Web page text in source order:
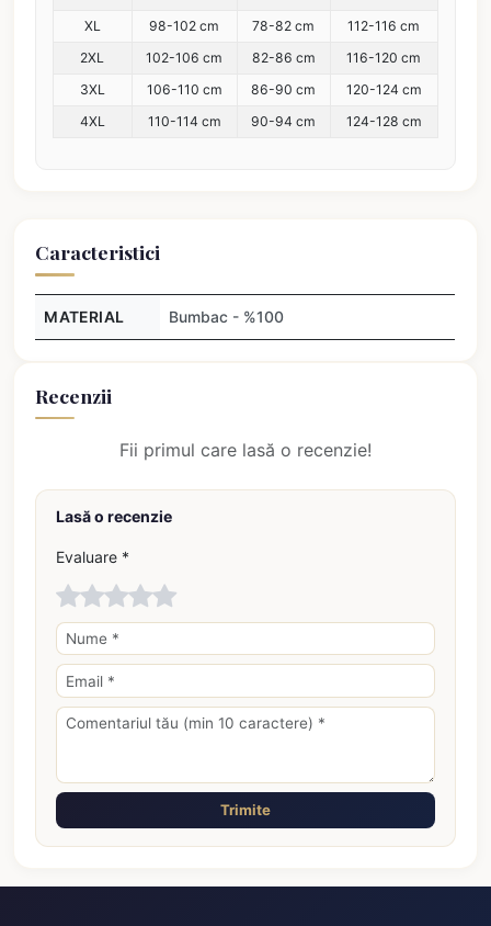
XL
98-102 cm 78-82 cm
112-116 cm
2XL
102-106 cm 82-86 cm
116-120 cm
3XL
106-110 cm 86-90 cm
120-124 cm
4XL
110-114 cm 90-94 cm 124-128 cm
Caracteristici
MATERIAL Bumbac - %100
Recenzii
Fii primul care lasă o recenzie!
Lasă o recenzie
Evaluare *
Trimite